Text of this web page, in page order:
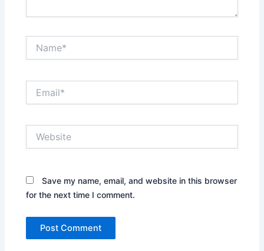
Save my name, email, and website in this browser
for the next time I comment.